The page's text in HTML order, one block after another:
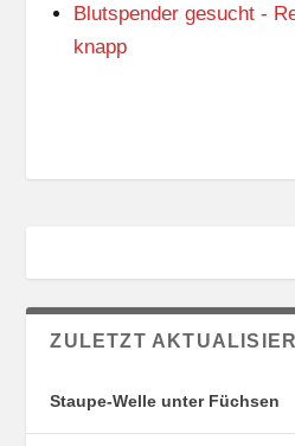
Blutspender gesucht -
knapp
ZULETZT
Staupe-Welle unter Füchsen